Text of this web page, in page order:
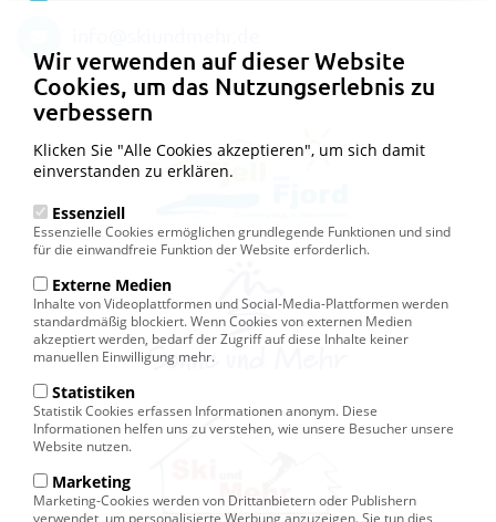
Wir verwenden auf dieser Website
Cookies, um das Nutzungserlebnis zu
verbessern
Klicken Sie "Alle Cookies akzeptieren", um sich damit
einverstanden zu erklären.
Essenziell
Essenzielle Cookies ermöglichen grundlegende Funktionen und sind
für die einwandfreie Funktion der Website erforderlich.
Externe Medien
Inhalte von Videoplattformen und Social-Media-Plattformen werden
standardmäßig blockiert. Wenn Cookies von externen Medien
akzeptiert werden, bedarf der Zugriff auf diese Inhalte keiner
manuellen Einwilligung mehr.
Statistiken
Statistik Cookies erfassen Informationen anonym. Diese
Informationen helfen uns zu verstehen, wie unsere Besucher unsere
Website nutzen.
Marketing
Marketing-Cookies werden von Drittanbietern oder Publishern